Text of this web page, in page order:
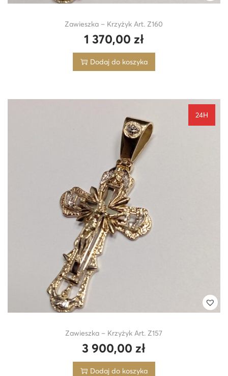
Zawieszka – Krzyżyk Art. Z160
1 370,00 zł
Dodaj do koszyka
Zawieszka – Krzyżyk Art. Z157
3 900,00zł
24H
Dodaj do koszyka